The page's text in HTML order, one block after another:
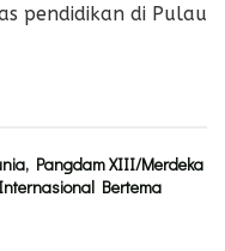
pendidikan di Pulau
Pangdam XIII/Merdeka
Bertema